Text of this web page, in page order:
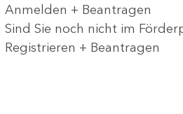
Anmelden + Beantragen
Sind Sie noch nicht im
Registrieren + Beantragen